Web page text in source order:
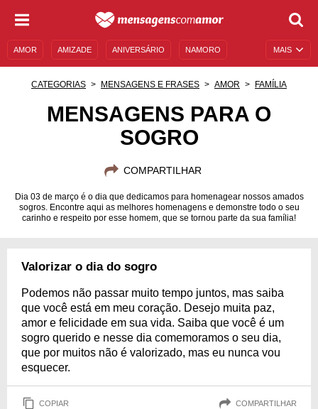
MAIS
AMOR AMIZADE ANIVERSÁRIO NAMORO
MENSAGENS DE ANIVERSÁRIO
CATEGORIAS MENSAGENS E FRASES AMOR FAMÍLIA
MENSAGENS PARA O
SOGRO
COMPARTILHAR
Dia 03 de março é o dia que dedicamos para homenagear nossos amados
sogros. Encontre aqui as melhores homenagens e demonstre todo o seu
carinho e respeito por esse homem, que se tornou parte da sua família!
Valorizar o dia do sogro
Podemos não passar muito tempo juntos, mas saiba
que você está em meu coração. Desejo muita paz,
amor e felicidade em sua vida. Saiba que você é um
sogro querido e nesse dia comemoramos o seu dia,
que por muitos não é valorizado, mas eu nunca vou
esquecer.
COPIAR COMPARTILHAR